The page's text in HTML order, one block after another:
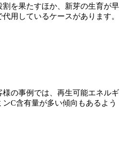
を果たすほか、新芽の生育が早
用しているケースがあります。
の事例では、再生可能エネルギ
C含有量が多い傾向もあるよう